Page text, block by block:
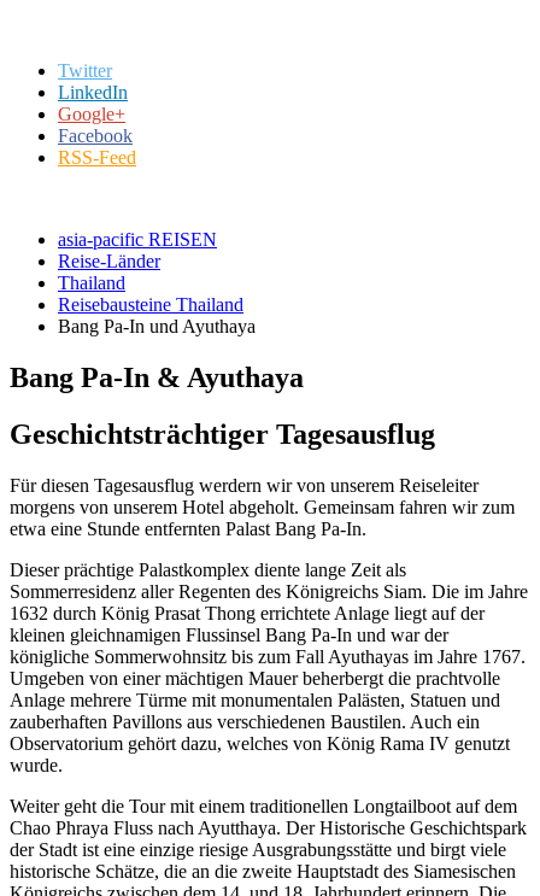
Twitter
LinkedIn
Google+
Facebook
RSS-Feed
asia-pacific REISEN
Reise-Länder
Thailand
Reisebausteine Thailand
Bang Pa-In und Ayuthaya
Bang Pa-In & Ayuthaya
Geschichtsträchtiger Tagesausflug
Für diesen Tagesausflug werdern wir von unserem Reiseleiter
morgens von unserem Hotel abgeholt. Gemeinsam fahren wir zum
etwa eine Stunde entfernten Palast Bang Pa-In.
Dieser prächtige Palastkomplex diente lange Zeit als
Sommerresidenz aller Regenten des Königreichs Siam. Die im Jahre
1632 durch König Prasat Thong errichtete Anlage liegt auf der
kleinen gleichnamigen Flussinsel Bang Pa-In und war der
königliche Sommerwohnsitz bis zum Fall Ayuthayas im Jahre 1767.
Umgeben von einer mächtigen Mauer beherbergt die prachtvolle
Anlage mehrere Türme mit monumentalen Palästen, Statuen und
zauberhaften Pavillons aus verschiedenen Baustilen. Auch ein
Observatorium gehört dazu, welches von König Rama IV genutzt
wurde.
Weiter geht die Tour mit einem traditionellen Longtailboot auf dem
Chao Phraya Fluss nach Ayutthaya. Der Historische Geschichtspark
der Stadt ist eine einzige riesige Ausgrabungsstätte und birgt viele
historische Schätze, die an die zweite Hauptstadt des Siamesischen